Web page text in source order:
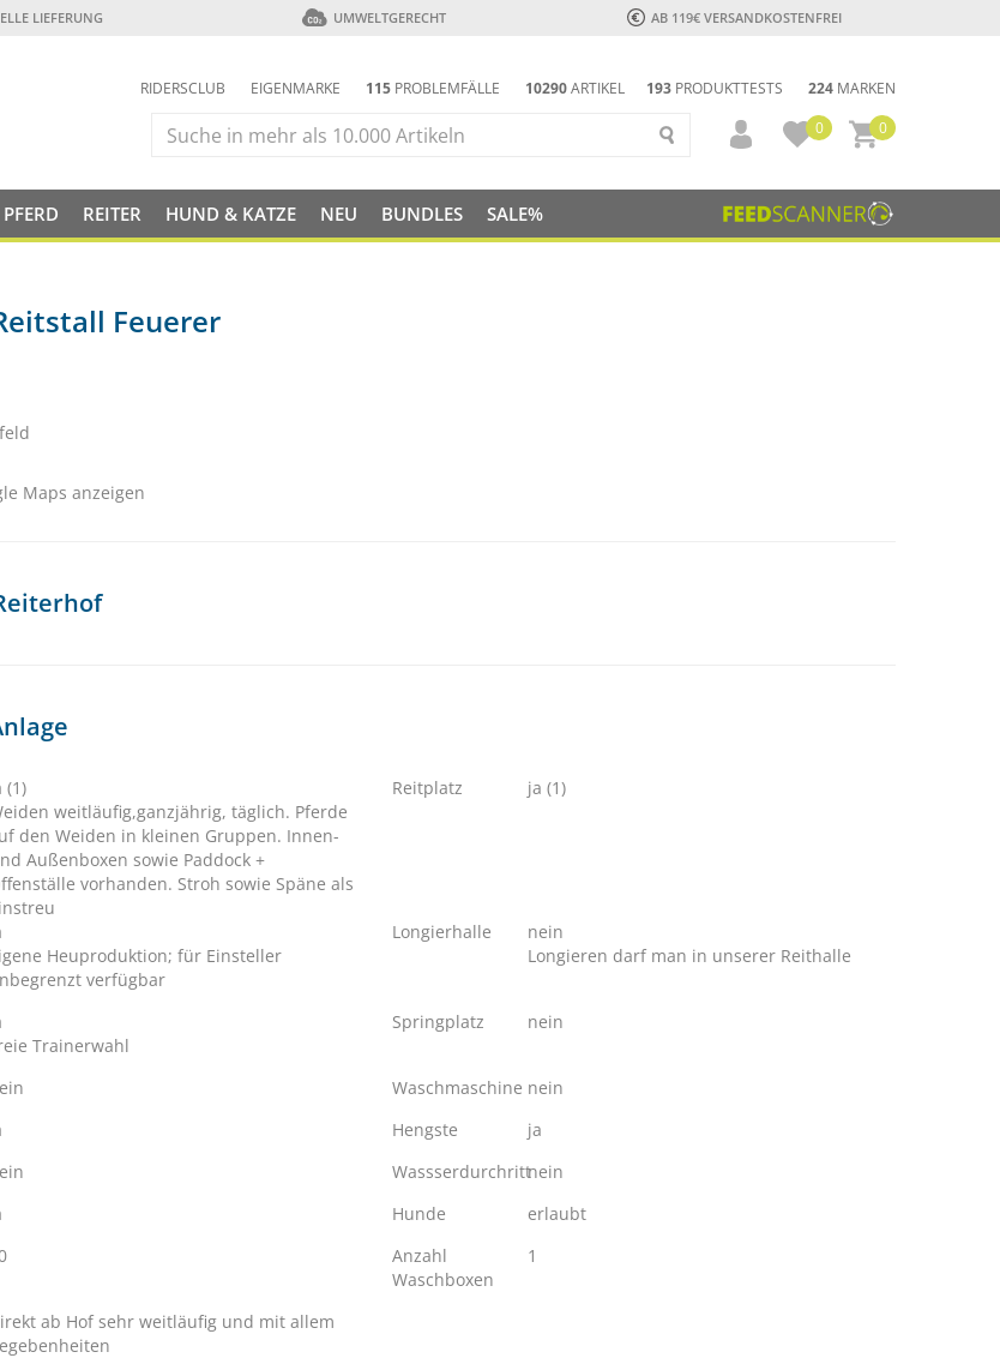
LIEFERUNG UMWELTGERECHT AB 119€ VERSANDKOSTENFREI
193 PRODUKTTESTS 224 MARKEN
RIDERSCLUB EIGENMARKE 115 PROBLEMFÄLLE 10290ARTIKEL
0
0
PFERD REITER HUND & KATZE NEU BUNDLES SALE%
Feuerer
Maps anzeigen
(1)
weitläufig,ganzjährig, täglich. Pferde
den Weiden in kleinen Gruppen. Innen-
Außenboxen sowie Paddock +
vorhanden. Stroh sowie Späne als
Reitplatz ja (1)
Heuproduktion; für Einsteller
verfügbar
Longierhalle
nein
Longieren darf man in unserer Reithalle
Trainerwahl
Springplatz nein
Waschmaschine nein
Hengste
ja
Wassserdurchrittnein
Hunde
erlaubt
Anzahl
Waschboxen
1
ab Hof sehr weitläufig und mit allem